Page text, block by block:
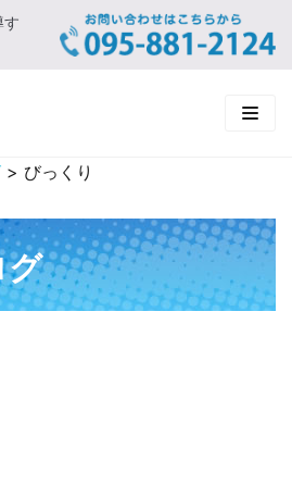
す
> びっくり
グ